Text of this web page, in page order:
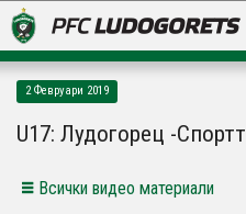
LUDOGORETS TV
2 Февруари 2019
U17: Лудогорец -
Всички видео материали